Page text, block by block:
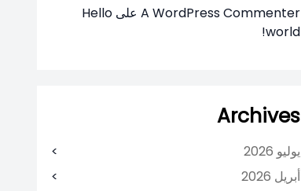
A WordPress Commenter على Hello
world!
Archives
يوليو 2026
أبريل 2026